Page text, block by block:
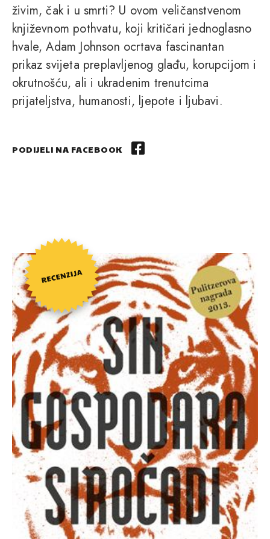
živim, čak i u smrti? U ovom veličanstvenom
književnom pothvatu, koji kritičari jednoglasno
hvale, Adam Johnson ocrtava fascinantan
prikaz svijeta preplavljenog glađu, korupcijom i
okrutnošću, ali i ukradenim trenutcima
prijateljstva, humanosti, ljepote i ljubavi.
PODIJELI NA FACEBOOK